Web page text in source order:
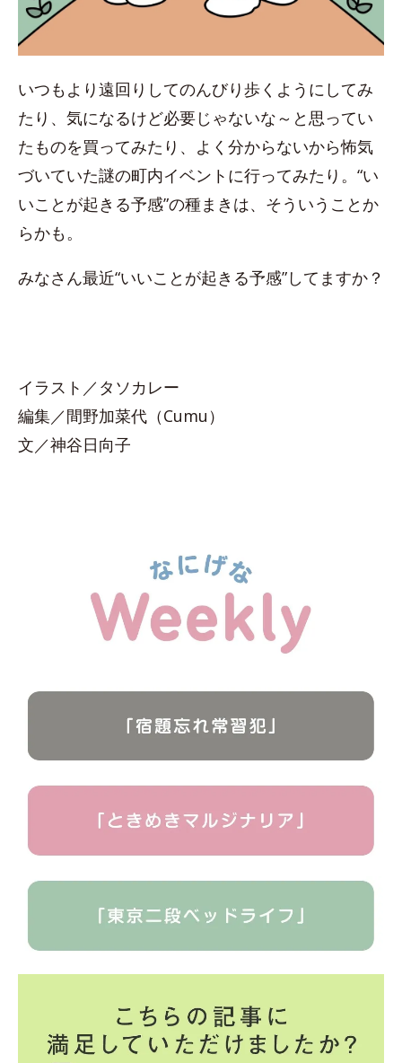
いつもより遠回りしてのんびり歩くようにしてみ
たり、気になるけど必要じゃないな～と思ってい
たものを買ってみたり、よく分からないから怖気
づいていた謎の町内イベントに行ってみたり。“い
いことが起きる予感”の種まきは、そういうことか
らかも。
みなさん最近“いいことが起きる予感”してますか？
イラスト／タソカレー
編集／間野加菜代（Cumu）
文／神谷日向子